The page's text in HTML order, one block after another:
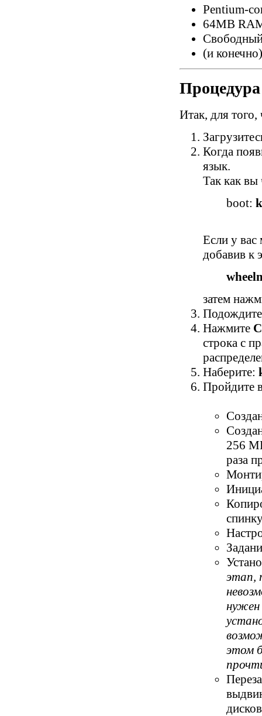
Pentium-
64MB
(и
Итак, для
Когда
язык.
Так как вы
boot:
Если у
добавив к
затем
Подождите
Нажмите
строка с
Наберите:
Пройдите
256
раза
этап,
нужен
этом